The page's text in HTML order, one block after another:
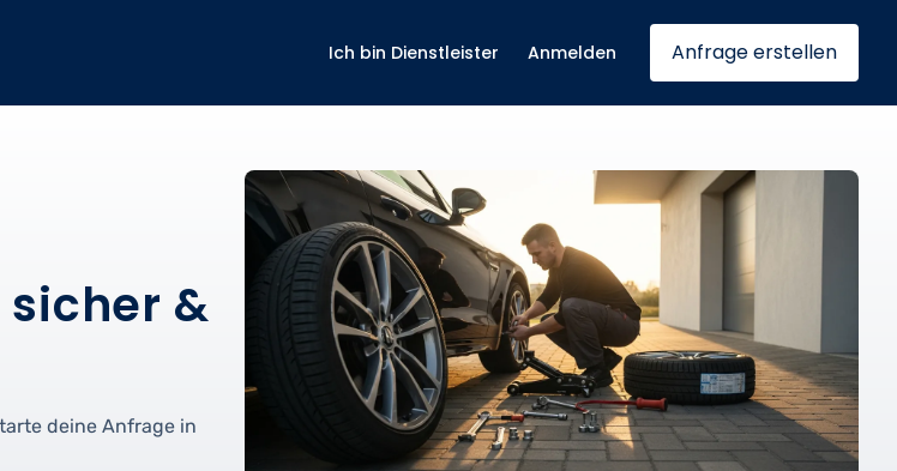
Ich bin Dienstleister Anmelden Anfrage erstellen
&
deine Anfrage in